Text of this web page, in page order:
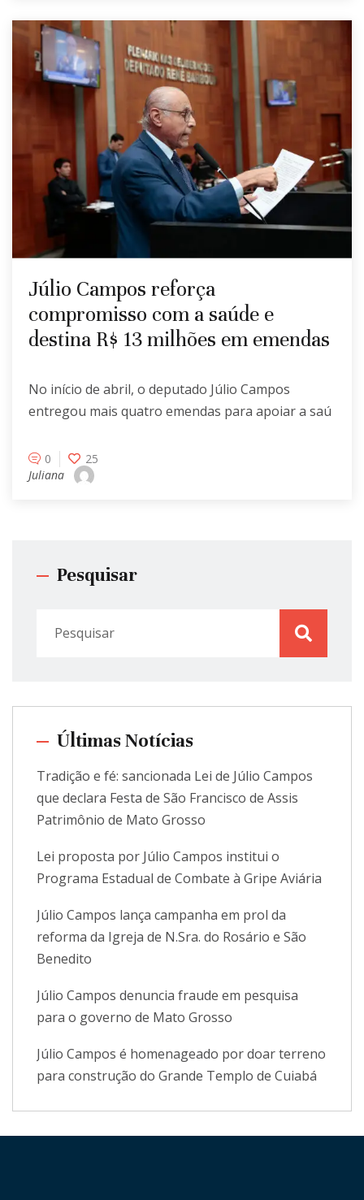
Pesquisar
Últimas Notícias
Tradição e fé: sancionada Lei de Júlio Campos
que declara Festa de São Francisco de Assis
Patrimônio de Mato Grosso
Lei proposta por Júlio Campos institui o
Programa Estadual de Combate à Gripe Aviária
Júlio Campos lança campanha em prol da
reforma da Igreja de N.Sra. do Rosário e São
Benedito
Júlio Campos denuncia fraude em pesquisa
para o governo de Mato Grosso
Júlio Campos é homenageado por doar terreno
para construção do Grande Templo de Cuiabá
Júlio Campos reforça
compromisso com a saúde e
destina R$ 13 milhões em emendas
No início de abril, o deputado Júlio Campos
entregou mais quatro emendas para apoiar a saú
0
25
Juliana